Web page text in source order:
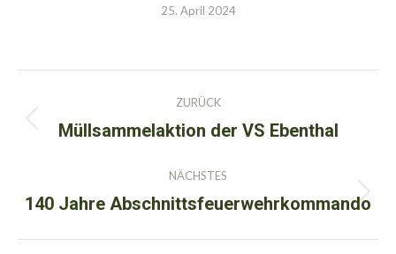
25. April 2024
Kommentarnavigation
ZURÜCK
Vorheriger
Müllsammelaktion der VS Ebenthal
NÄCHSTES
Nächster
140 Jahre Abschnittsfeuerwehrkommando